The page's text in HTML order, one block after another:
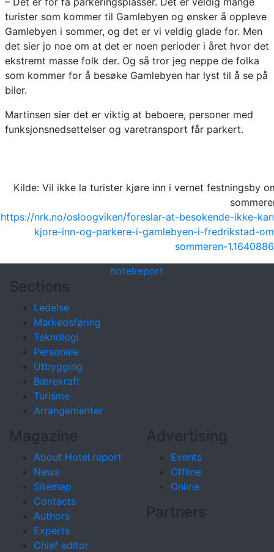
turister som kommer til Gamlebyen og ønsker å oppleve
Gamlebyen i sommer, og det er vi veldig glade for. Men
det sier jo noe om at det er noen perioder i året hvor det
ekstremt masse folk der. Og så tror jeg neppe de folka
som kommer for å besøke Gamlebyen har lyst til å se på
biler.
Martinsen sier det er viktig at beboere, personer med
funksjonsnedsettelser og varetransport får parkert.
Kilde: Vil ikke la turister kjøre inn i vernet festningsby
https://nrk.no/osloogviken/foreslar-at-besokende-ikke-
kjore-inn-og-parkere-i-gamlebyen-i-fredrikstad-
sommeren-
hotelreport
Sections
Ledelse
Markedsføring
Teknologi
Personale
Utbygging
Bærekraft
Turisme
Arrangementer
Magazine
About Hotel.report
News
Sitemap
Contacts
Authors
Experts
Chief editor
Advertising
Events
Offline
Online
Partners